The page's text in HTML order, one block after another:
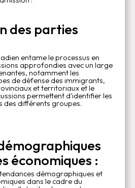
des parties
entame le processus en
approfondies avec un large
notamment les
de défense des immigrants,
et territoriaux et le
permettent d'identifier les
des différents groupes.
économiques :
démographiques et
dans le cadre du